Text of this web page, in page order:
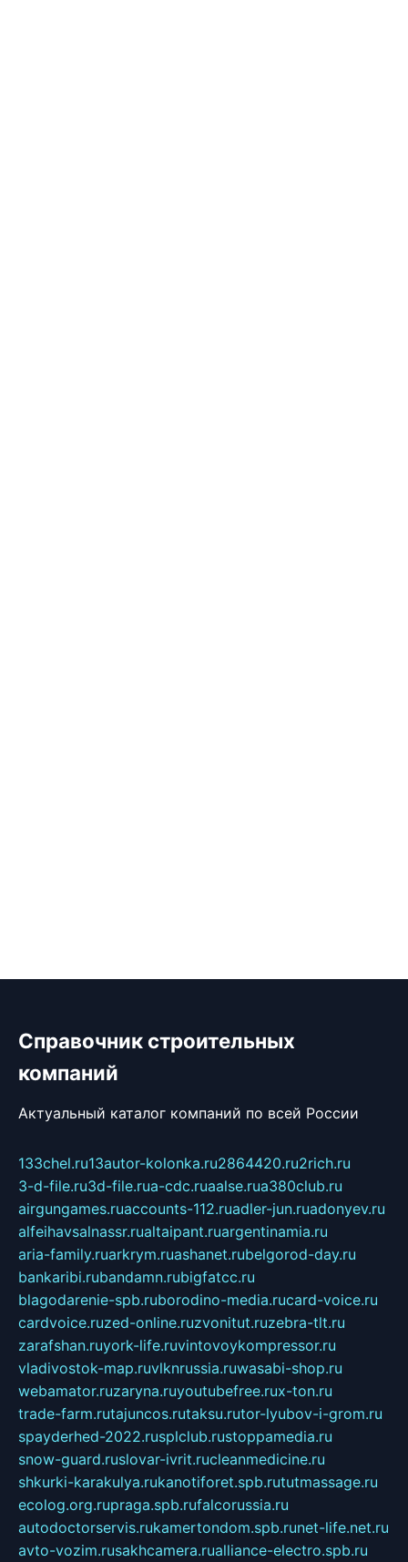
Справочник строительных
компаний
Актуальный каталог компаний по всей России
133chel.ru13autor-kolonka.ru2864420.ru2rich.ru
3-d-file.ru3d-file.rua-cdc.ruaalse.rua380club.ru
airgungames.ruaccounts-112.ruadler-jun.ruadonyev.ru
alfeihavsalnassr.rualtaipant.ruargentinamia.ru
aria-family.ruarkrym.ruashanet.rubelgorod-day.ru
bankaribi.rubandamn.rubigfatcc.ru
blagodarenie-spb.ruborodino-media.rucard-voice.ru
cardvoice.ruzed-online.ruzvonitut.ruzebra-tlt.ru
zarafshan.ruyork-life.ruvintovoykompressor.ru
vladivostok-map.ruvlknrussia.ruwasabi-shop.ru
webamator.ruzaryna.ruyoutubefree.rux-ton.ru
trade-farm.rutajuncos.rutaksu.rutor-lyubov-i-grom.ru
spayderhed-2022.rusplclub.rustoppamedia.ru
snow-guard.ruslovar-ivrit.rucleanmedicine.ru
shkurki-karakulya.rukanotiforet.spb.rututmassage.ru
ecolog.org.rupraga.spb.rufalcorussia.ru
autodoctorservis.rukamertondom.spb.runet-life.net.ru
avto-vozim.rusakhcamera.rualliance-electro.spb.ru